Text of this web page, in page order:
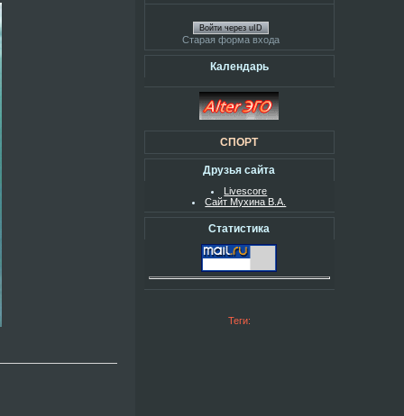
Войти через uID
Старая форма входа
Календарь
СПОРТ
Друзья сайта
Livescore
Сайт Мухина В.А.
Статистика
Теги: